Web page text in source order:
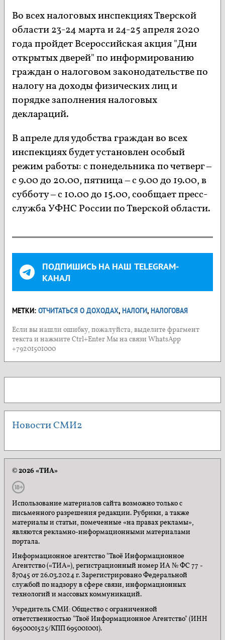
Во всех налоговых инспекциях Тверской
области 23-24 марта и 24-25 апреля 2020
года пройдет Всероссийская акция "Дни
открытых дверей" по информированию
граждан о налоговом законодательстве по
налогу на доходы физических лиц и
порядке заполнения налоговых
деклараций.
В апреле для удобства граждан во всех
инспекциях будет установлен особый
режим работы: с понедельника по четверг –
с 9.00 до 20.00, пятница – с 9.00 до 19.00, в
субботу – с 10.00 до 15.00, сообщает пресс-
служба УФНС России по Тверской области.
ПОДПИШИСЬ НА НАШ TELEGRAM-
КАНАЛ
МЕТКИ: ОТЧИТАТЬСЯ О ДОХОДАХ, НАЛОГИ, НАЛОГОВАЯ
Если вы нашли ошибку, пожалуйста, выделите фрагмент
текста и нажмите Ctrl+Enter Мы на связи WhatsApp
+79201501000
Новости СМИ2
© 2026 «ТИА»
Использование материалов сайта возможно только с
письменного разрешения редакции. Рубрики, а также
материалы и статьи, помеченные «на правах рекламы»,
являются рекламно-информационными материалами
портала.
Информационное агентство "Твоё Информационное
Агентство («ТИА»), регистрационный номер ИА № ФС 77 -
87045 от 26.03.2024 г. Зарегистрировано Федеральной
службой по надзору в сфере связи, информационных
технологий и массовых коммуникаций.
Учредитель СМИ: Общество с ограниченной
ответственностью "Твоё Информационное Агентство" (ИНН
6950001525/КПП 695001001).